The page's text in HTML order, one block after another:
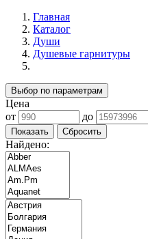
Главная
Каталог
Души
Душевые гарнитуры
Выбор по параметрам
Цена
от
до
Найдено: